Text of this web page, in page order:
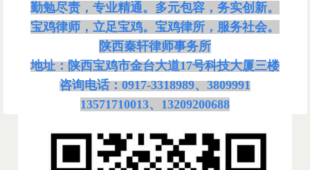
勤勉尽责，专业精通。多元包容，务实创新。
宝鸡律师，立足宝鸡。宝鸡律所，服务社会。
陕西秦轩律师事务所
地址：陕西宝鸡市金台大道17号科技大厦三楼
咨询电话：0917-3318989、3809991
13571710013、13209200688